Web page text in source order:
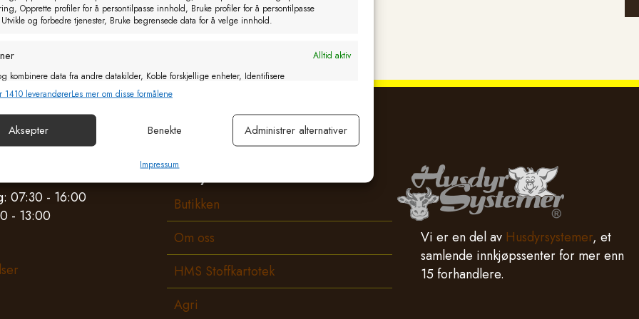
Opprette profiler for å persontilpasse innhold, Bruke profiler for å persontilpasse
og forbedre tjenester, Bruke begrensede data for å velge innhold.
Alltid aktiv
kombinere data fra andre datakilder, Koble forskjellige enheter, Identifisere
på informasjon som overføres automatisk.
for sikkerhet, forhindre og oppdage svindel og rette feil, Levere
annonser og innhold, Lagre og kommunisere personvernvalg.
Alltid aktiv
1410 leverandørerLes mer om disse formålene
Aksepter Benekte Administrer alternativer
Impressum
brannvarslingsanlegg.
07:30 - 16:00
- 13:00
Meny
Butikken
Om oss
HMS Stoffkartotek
Agri
Vi er en del av Husdyrsystemer, et
samlende innkjøpssenter for mer enn
15 forhandlere.